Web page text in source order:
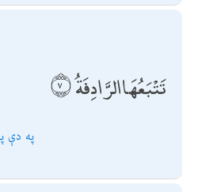
تَتْبَعُهَا الرَّادِفَةُ
په دې